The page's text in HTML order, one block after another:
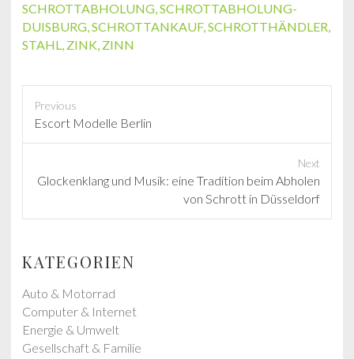
SCHROTTABHOLUNG,SCHROTTABHOLUNG-
DUISBURG,SCHROTTANKAUF,SCHROTTHÄNDLER,
STAHL, ZINK, ZINN
Previous
P
r
v
p
o
Escort Modelle Berlin
Next
N
x
p
o
s
t
:
Glockenklang und Musik: eine Tradition beim Abholen
von Schrott in Düsseldorf
KATEGORIEN
Auto & Motorrad
Computer & Internet
Energie & Umwelt
Gesellschaft & Familie